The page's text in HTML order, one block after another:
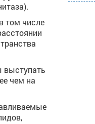
том числе
выступать
чем на